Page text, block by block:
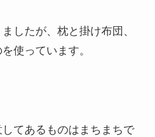
したが、枕と掛け布団、
使っています。
てあるものはまちまちで